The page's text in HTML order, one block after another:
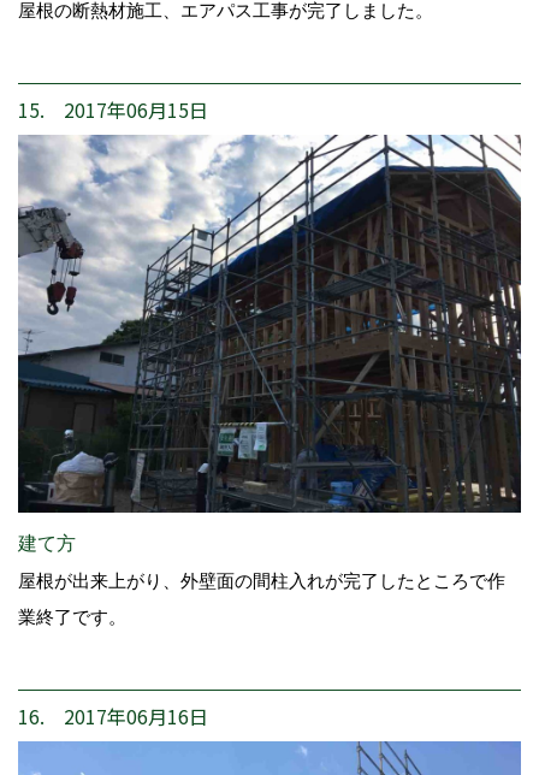
屋根の断熱材施工、エアパス工事が完了しました。
15. 2017年06月15日
建て方
屋根が出来上がり、外壁面の間柱入れが完了したところで作
業終了です。
16. 2017年06月16日